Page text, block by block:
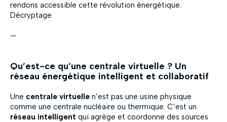
rendons accessible cette révolution énergétique.
Décryptage.
—
Qu’est-ce qu’une centrale virtuelle ? Un
réseau énergétique intelligent et collaboratif
Une centrale virtuelle n’est pas une usine physique
comme une centrale nucléaire ou thermique. C’est un
réseau intelligent qui agrège et coordonne des sources